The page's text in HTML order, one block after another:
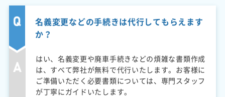
名義変更などの手続きは代行してもらえます
か？
はい、名義変更や廃車手続きなどの煩雑な書類作成
は、すべて弊社が無料で代行いたします。お客様に
ご準備いただく必要書類については、専門スタッフ
が丁寧にガイドいたします。